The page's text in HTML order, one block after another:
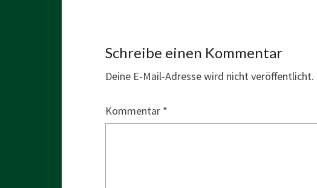
Schreibe einen Kommentar
Deine E-Mail-Adresse wird nicht veröffentlicht.
Kommentar *